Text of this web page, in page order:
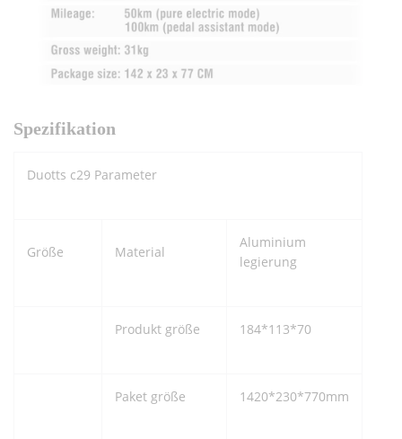
Spezifikation
Duotts c29 Parameter
Größe Material
Aluminium
legierung
Produkt größe 184*113*70
Paket größe 1420*230*770mm